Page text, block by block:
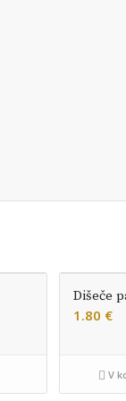
Dišeče
1.80 €
V